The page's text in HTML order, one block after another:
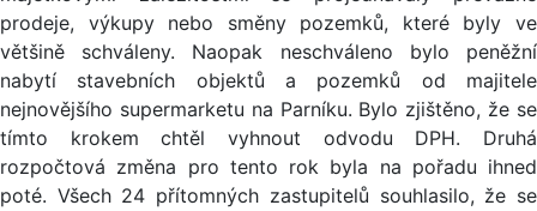
prodeje, výkupy nebo směny pozemků, které byly ve
většině schváleny. Naopak neschváleno bylo peněžní
nabytí stavebních objektů a pozemků od majitele
nejnovějšího supermarketu na Parníku. Bylo zjištěno, že se
tímto krokem chtěl vyhnout odvodu DPH. Druhá
rozpočtová změna pro tento rok byla na pořadu ihned
poté. Všech 24 přítomných zastupitelů souhlasilo, že se